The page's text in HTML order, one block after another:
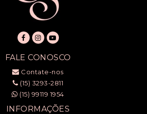
FALE CONOSCO
Contate-nos
(15) 3293-2811
(15) 99119 1954
INFORMAÇÕES